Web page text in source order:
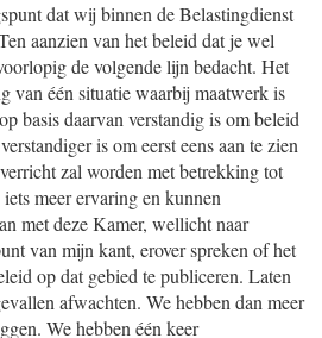
dat wij binnen de Belastingdienst
aanzien van het beleid dat je wel
de volgende lijn bedacht. Het
van één situatie waarbij maatwerk is
basis daarvan verstandig is om beleid
is om eerst eens aan te zien
zal worden met betrekking tot
meer ervaring en kunnen
met deze Kamer, wellicht naar
van mijn kant, erover spreken of het
op dat gebied te publiceren. Laten
afwachten. We hebben dan meer
We hebben één keer